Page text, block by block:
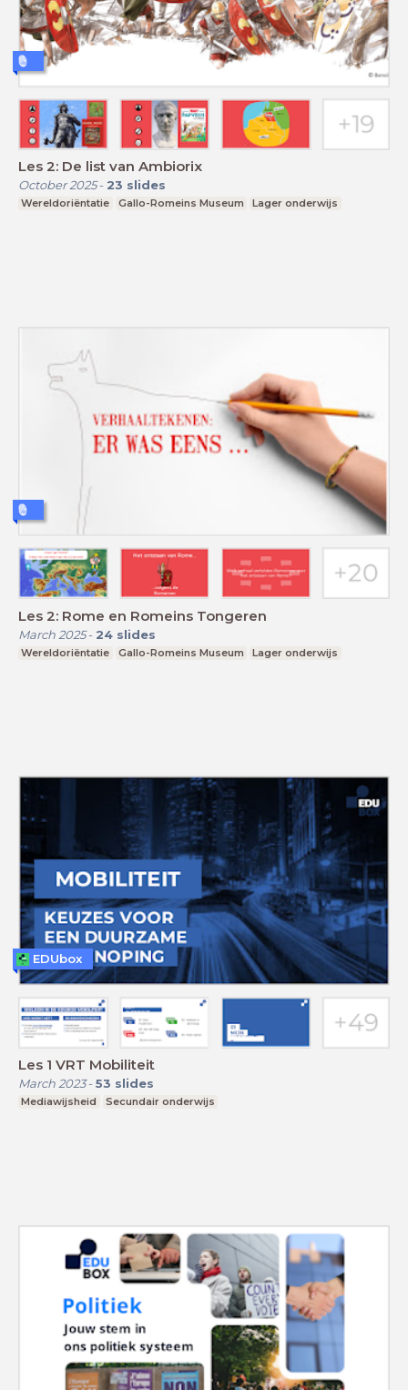
Les 2: De list van Ambiorix
October 2025- 23 slides
Wereldoriëntatie Gallo-Romeins Museum Lager onderwijs
Les 2: Rome en Romeins Tongeren
March 2025- 24 slides
Wereldoriëntatie Gallo-Romeins Museum Lager onderwijs
Les 1 VRT Mobiliteit
March 2023- 53 slides
Mediawijsheid Secundair onderwijs
EDUbox